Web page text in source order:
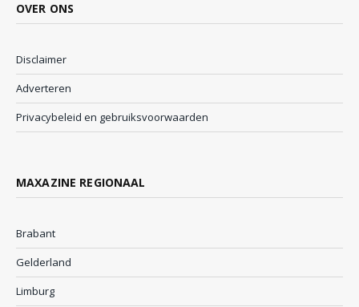
OVER ONS
Disclaimer
Adverteren
Privacybeleid en gebruiksvoorwaarden
MAXAZINE REGIONAAL
Brabant
Gelderland
Limburg